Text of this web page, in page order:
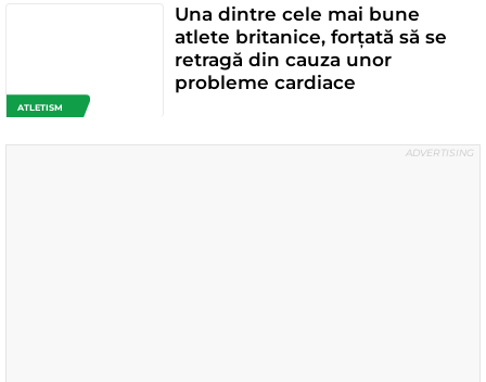
ATLETISM
Una dintre cele mai bune
atlete britanice, forțată să se
retragă din cauza unor
probleme cardiace